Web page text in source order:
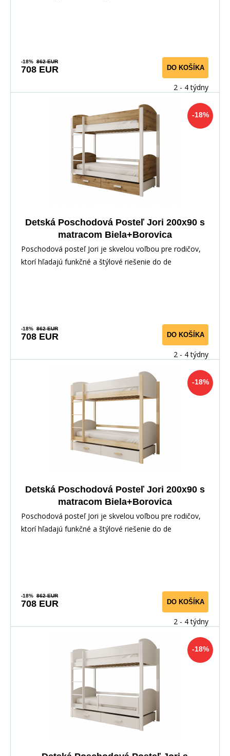
-18% 862 EUR
708 EUR DO KOŠÍKA
2 - 4 týdny
-18%
Detská Poschodová Posteľ Jori 200x90 s
matracom Biela+Borovica
Poschodová posteľ Jori je skvelou voľbou pre rodičov,
ktorí hľadajú funkčné a štýlové riešenie do de
-18% 862 EUR
708 EUR DO KOŠÍKA
2 - 4 týdny
-18%
Detská Poschodová Posteľ Jori 200x90 s
matracom Biela+Borovica
Poschodová posteľ Jori je skvelou voľbou pre rodičov,
ktorí hľadajú funkčné a štýlové riešenie do de
-18% 862 EUR
708 EUR DO KOŠÍKA
2 - 4 týdny
-18%